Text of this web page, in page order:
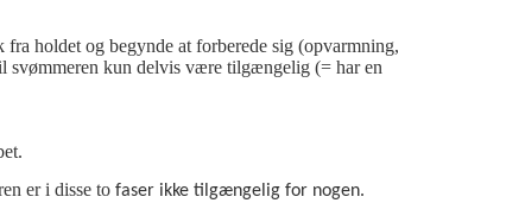
holdet og begynde at forberede sig (opvarmning,
svømmeren kun delvis være tilgængelig (= har en
er i disse to faser ikke tilgængelig for nogen.